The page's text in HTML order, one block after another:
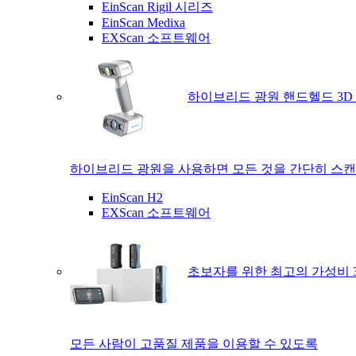
EinScan Rigil 시리즈
EinScan Medixa
EXScan 소프트웨어
하이브리드 광원 핸드헬드 3D
하이브리드 광원을 사용하면 모든 것을 간단히 스
EinScan H2
EXScan 소프트웨어
초보자를 위한 최고의 가성비
모든 사람이 고품질 제품을 이용할 수 있도록